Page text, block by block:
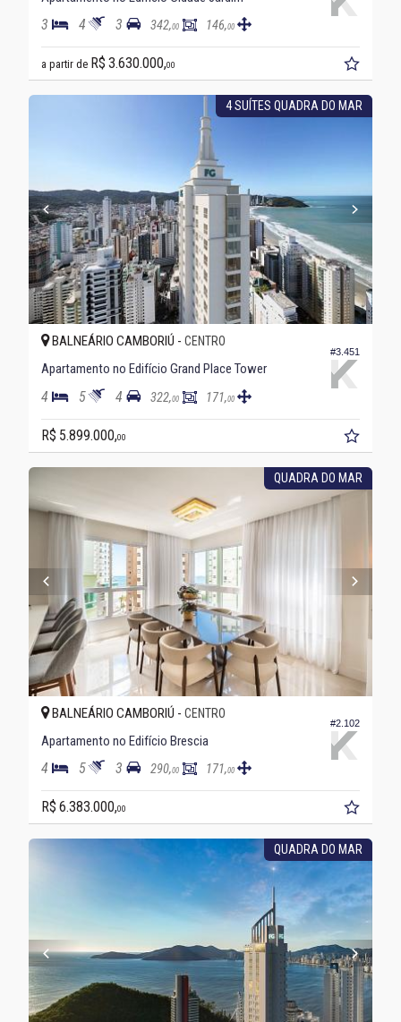
3 4 3 342,00 146,00
a partir de R$ 3.630.000,00
4 SUÍTES QUADRA DO MAR
#3.451
BALNEÁRIO CAMBORIÚ - CENTRO
Apartamento no Edifício Grand Place Tower
4 5 4 322,00 171,00
R$ 5.899.000,00
QUADRA DO MAR
#2.102
BALNEÁRIO CAMBORIÚ - CENTRO
Apartamento no Edifício Brescia
4 5 3 290,00 171,00
R$ 6.383.000,00
QUADRA DO MAR